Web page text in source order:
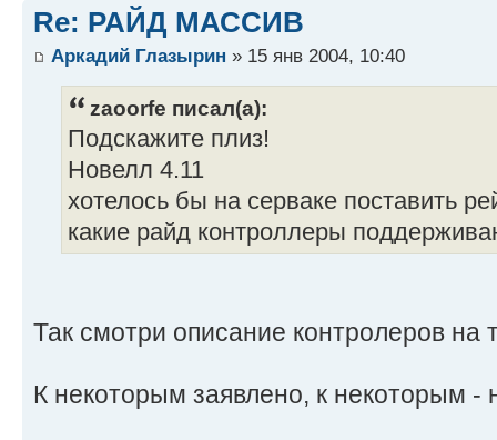
Re: РАЙД МАССИВ
Аркадий Глазырин » 15 янв 2004, 10:40
zaoorfe писал(а):
Подскажите плиз!
Новелл 4.11
хотелось бы на серваке поставить
какие райд контроллеры
Так смотри описание контролеров на
К некоторым заявлено, к некоторым -